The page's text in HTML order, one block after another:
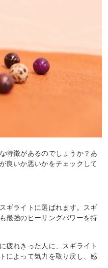
特徴があるのでしょうか？あ
良いか悪いかをチェックして
ギライトに選ばれます。スギ
最強のヒーリングパワーを持
疲れきった人に、スギライト
によって気力を取り戻し、感